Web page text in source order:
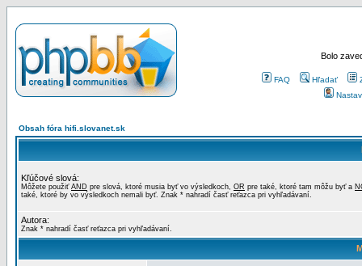
Bolo
FAQ Hľadať
Obsah fóra hifi.slovanet.sk
Kľúčové slová:
Môžete použiť AND pre slová, ktoré musia byť vo výsledkoch, OR pre také, ktoré tam môžu byť a
také, ktoré by vo výsledkoch nemali byť. Znak * nahradí časť reťazca pri vyhľadávaní.
Autora:
Znak * nahradí časť reťazca pri vyhľadávaní.